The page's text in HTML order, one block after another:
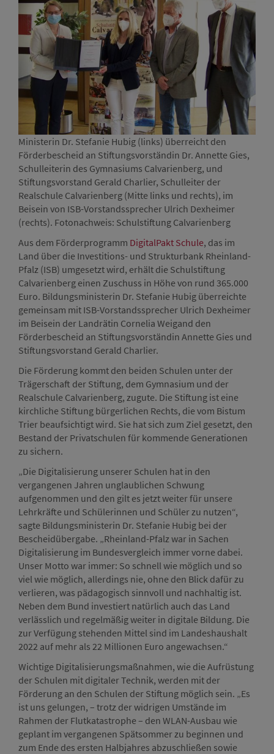
Ministerin Dr. Stefanie Hubig (links) überreicht den
Förderbescheid an Stiftungsvorständin Dr. Annette Gies,
Schulleiterin des Gymnasiums Calvarienberg, und
Stiftungsvorstand Gerald Charlier, Schulleiter der
Realschule Calvarienberg (Mitte links und rechts), im
Beisein von ISB-Vorstandssprecher Ulrich Dexheimer
(rechts). Fotonachweis: Schulstiftung Calvarienberg
Aus dem Förderprogramm DigitalPakt Schule, das im
Land über die Investitions- und Strukturbank Rheinland-
Pfalz (ISB) umgesetzt wird, erhält die Schulstiftung
Calvarienberg einen Zuschuss in Höhe von rund 365.000
Euro. Bildungsministerin Dr. Stefanie Hubig überreichte
gemeinsam mit ISB-Vorstandssprecher Ulrich Dexheimer
im Beisein der Landrätin Cornelia Weigand den
Förderbescheid an Stiftungsvorständin Annette Gies und
Stiftungsvorstand Gerald Charlier.
Die Förderung kommt den beiden Schulen unter der
Trägerschaft der Stiftung, dem Gymnasium und der
Realschule Calvarienberg, zugute. Die Stiftung ist eine
kirchliche Stiftung bürgerlichen Rechts, die vom Bistum
Trier beaufsichtigt wird. Sie hat sich zum Ziel gesetzt, den
Bestand der Privatschulen für kommende Generationen
zu sichern.
„Die Digitalisierung unserer Schulen hat in den
vergangenen Jahren unglaublichen Schwung
aufgenommen und den gilt es jetzt weiter für unsere
Lehrkräfte und Schülerinnen und Schüler zu nutzen“,
sagte Bildungsministerin Dr. Stefanie Hubig bei der
Bescheidübergabe. „Rheinland-Pfalz war in Sachen
Digitalisierung im Bundesvergleich immer vorne dabei.
Unser Motto war immer: So schnell wie möglich und so
viel wie möglich, allerdings nie, ohne den Blick dafür zu
verlieren, was pädagogisch sinnvoll und nachhaltig ist.
Neben dem Bund investiert natürlich auch das Land
verlässlich und regelmäßig weiter in digitale Bildung. Die
zur Verfügung stehenden Mittel sind im Landeshaushalt
2022 auf mehr als 22 Millionen Euro angewachsen.“
Wichtige Digitalisierungsmaßnahmen, wie die Aufrüstung
der Schulen mit digitaler Technik, werden mit der
Förderung an den Schulen der Stiftung möglich sein. „Es
ist uns gelungen, – trotz der widrigen Umstände im
Rahmen der Flutkatastrophe – den WLAN-Ausbau wie
geplant im vergangenen Spätsommer zu beginnen und
zum Ende des ersten Halbjahres abzuschließen sowie